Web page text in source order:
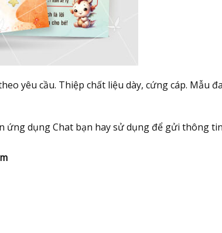
yêu cầu. Thiệp chất liệu dày, cứng cáp. Mẫu
dụng Chat bạn hay sử dụng để gửi thông